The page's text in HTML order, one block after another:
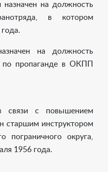
на должность
в котором
на должность
по пропаганде в ОКПП
связи с повышением
старшим инструктором
пограничного округа,
1956 года.